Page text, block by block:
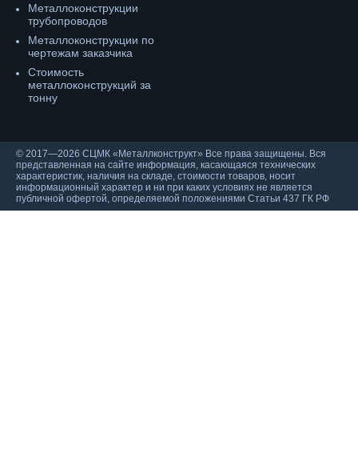
Металлоконструкции
трубопроводов
Металлоконструкции по
чертежам заказчика
Cтоимость
металлоконструкций за
тонну
© 2017—2026 СЦМК «Металлконструкт» Все права защищены. Вся
представленная на сайте информация, касающаяся технических
характеристик, наличия на складе, стоимости товаров, носит
информационный характер и ни при каких условиях не является
публичной офертой, определяемой положениями Статьи 437 ГК РФ